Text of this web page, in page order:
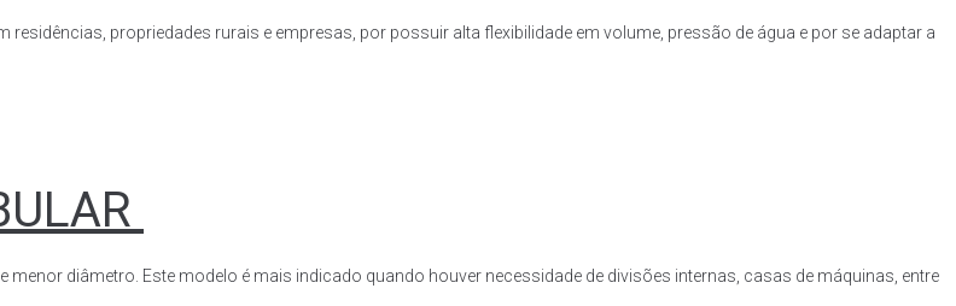
propriedades rurais e empresas, por possuir alta flexibilidade em volume, pressão de água e por se adaptar a
menor diâmetro. Este modelo é mais indicado quando houver necessidade de divisões internas, casas de máquinas, entre